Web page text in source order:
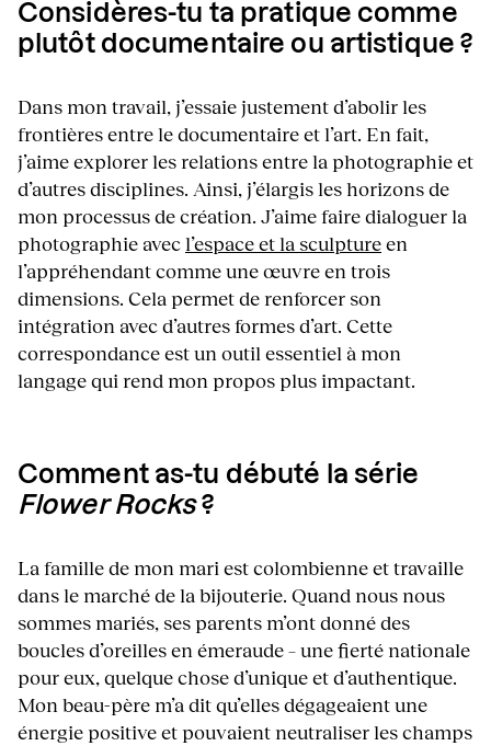
Considères-tu ta pratique comme
plutôt documentaire ou artistique ?
Dans mon travail, j’essaie justement d’abolir les
frontières entre le documentaire et l’art. En fait,
j’aime explorer les relations entre la photographie et
d’autres disciplines. Ainsi, j’élargis les horizons de
mon processus de création. J’aime faire dialoguer la
photographie avecl’espace et la sculptureen
l’appréhendant comme une œuvre en trois
dimensions. Cela permet de renforcer son
intégration avec d’autres formes d’art. Cette
correspondance est un outil essentiel à mon
langage qui rend mon propos plus impactant.
Comment as-tu débuté la série
Flower Rocks?
La famille de mon mari est colombienne et travaille
dans le marché de la bijouterie. Quand nous nous
sommes mariés, ses parents m’ont donné des
boucles d’oreilles en émeraude – une fierté nationale
pour eux, quelque chose d’unique et d’authentique.
Mon beau-père m’a dit qu’elles dégageaient une
énergie positive et pouvaient neutraliser les champs